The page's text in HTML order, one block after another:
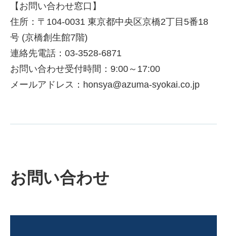
【お問い合わせ窓口】
住所：〒104-0031 東京都中央区京橋2丁目5番18
号 (京橋創生館7階)
連絡先電話：03-3528-6871
お問い合わせ受付時間：9:00～17:00
メールアドレス：honsya@azuma-syokai.co.jp
お問い合わせ